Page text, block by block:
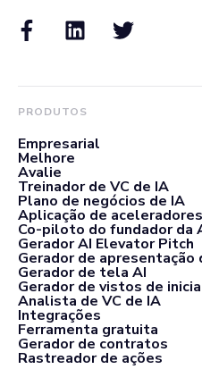
PRODUTOS
Empresarial
Melhore
Avalie
Treinador de VC de IA
Plano de negócios de IA
Aplicação de aceleradores
Co-piloto do fundador da
Gerador AI Elevator Pitch
Gerador de apresentação
Gerador de tela AI
Gerador de vistos de
Analista de VC de IA
Integrações
Ferramenta gratuita
Gerador de contratos
Rastreador de ações